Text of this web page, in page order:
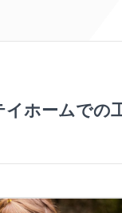
イホームでの